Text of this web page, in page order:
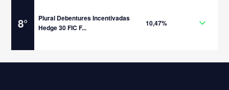
8°
Plural Debentures Incentivadas
Hedge 30 FIC F...
10,47%